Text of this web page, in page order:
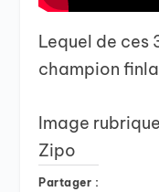
Lequel de ces
champion
Image
Zipo
Partager :